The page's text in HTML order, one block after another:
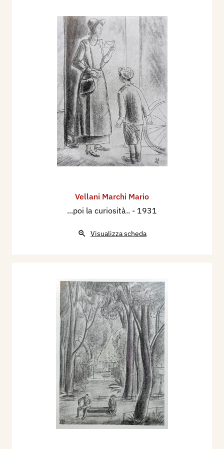
Contemporanei, Milano, I.T.E., p. 362.
1953 - Esposizione Nazionale d'Arte. Biennale di
Brera e della Permanente, catalogo mostra, tav.
1955 - Paolo Monelli, Le scarpe al sole, ..., nuova
edizione riveduta, con 24 litografie originali di M.
Vellani Marchi, Milano, Mondadori. tavv. f.t.
1955 - Luigi Servolini, Dizionario Illustrato degli
incisori italiani moderni e contemporanei,
Milano, Gorlich, p. 818, 819, 821.
1955 - Viaggio in Italia. Terzo Premio di Pittura
Edizioni del Liocorno, ad vocem.
1963 - V biennale dell’incisione italiana
contemporanea, catalogo a cura di Giorgio
1972 - Seconda Triennale dell’Incisione. Grafica
oggi, Milano, aprile-maggio, p. 91.
1987 - Vellani Marchi, testo di Mario Ghilardi,
monografia, Galleria Ponte Rosso, Milano.
1987 - Luciana Frigeri Leonelli, Arte Modenese
tra Otto e Novecento, Cassa di Risparmio di
Modena, pp. 85/97.
1987 - Pagine incise. Catalgo delle incisioni di
Giacomo Soffiantino dal 1952 al 2004. a cura e
testi di Adriano Benzi, Gianfranco Schialvino,
catalogo mostra, Edizioni Smens e Vecchiantico.
Vellani Marchi Mario
...poi la curiosità.. - 1931
Visualizza scheda